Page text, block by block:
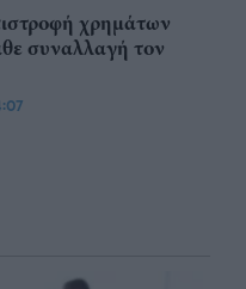
χρημάτων
συναλλαγή τον